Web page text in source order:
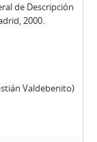
de Descripción
2000.
Valdebenito)